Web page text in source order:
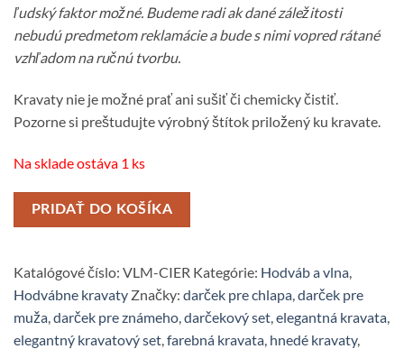
ľudský faktor možné. Budeme radi ak dané záležitosti
nebudú predmetom reklamácie a bude s nimi vopred rátané
vzhľadom na ručnú tvorbu.
Kravaty nie je možné prať ani sušiť či chemicky čistiť.
Pozorne si preštudujte výrobný štítok priložený ku kravate.
Na sklade ostáva 1 ks
PRIDAŤ DO KOŠÍKA
Katalógové číslo: VLM-CIER Kategórie: Hodváb a vlna
Hodvábne kravaty Značky: darček pre chlapa darček pre
muža darček pre známeho darčekový set elegantná kravata
elegantný kravatový set farebná kravata hnedé kravaty,